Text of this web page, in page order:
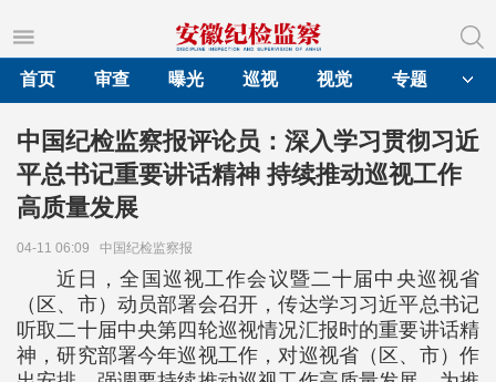
首页
审查 曝光 巡视 视觉 专题
中国纪检监察报评论员：深入学习贯彻习近
平总书记重要讲话精神 持续推动巡视工作
高质量发展
04-11 06:09 中国纪检监察报
近日，全国巡视工作会议暨二十届中央巡视省
（区、市）动员部署会召开，传达学习习近平总书记
听取二十届中央第四轮巡视情况汇报时的重要讲话精
神，研究部署今年巡视工作，对巡视省（区、市）作